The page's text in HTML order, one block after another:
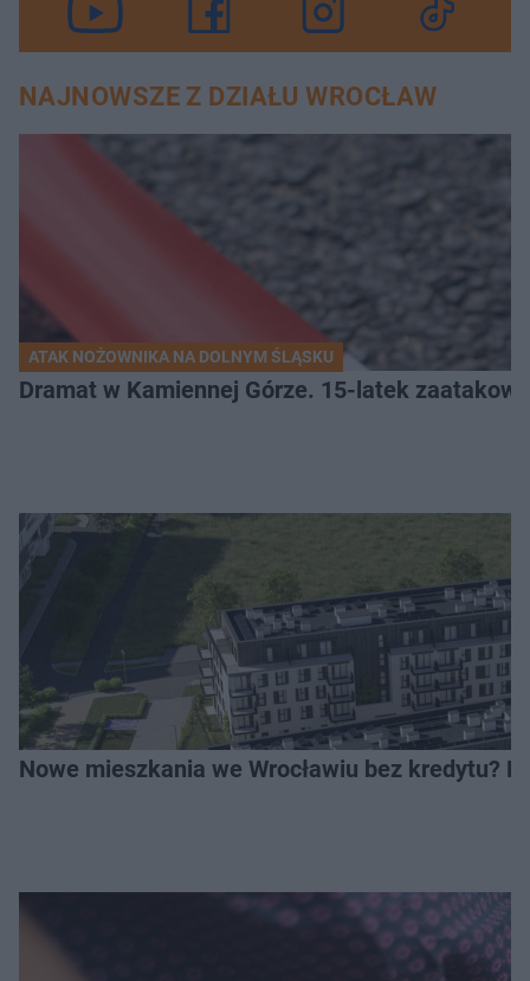
NAJNOWSZE Z DZIAŁU WROCŁAW
ATAK NOŻOWNIKA NA DOLNYM ŚLĄSKU
Dramat w Kamiennej Górze. 15-latek
Nowe mieszkania we Wrocławiu bez kredytu?